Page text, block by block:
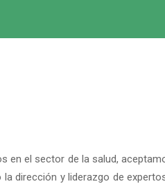
el sector de la salud,
dirección y liderazgo de